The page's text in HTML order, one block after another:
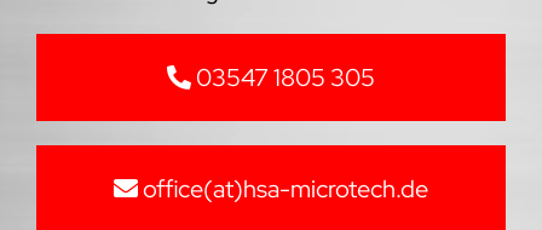
03547 1805 305
office(at)hsa-microtech.de